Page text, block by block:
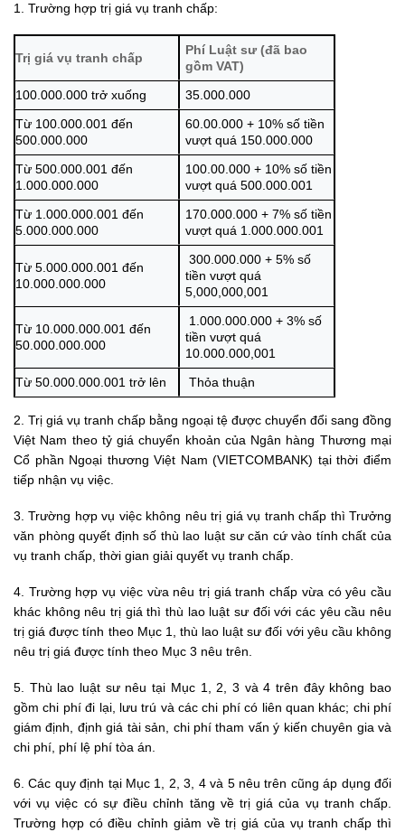
1. Trường hợp trị giá vụ tranh chấp:
Trị giá vụ tranh chấp
Phí Luật sư (đã bao
gồm VAT)
100.000.000 trở xuống
35.000.000
Từ 100.000.001 đến
500.000.000
60.00.000 + 10% số tiền
vượt quá 150.000.000
Từ 500.000.001 đến
1.000.000.000
100.00.000 + 10% số tiền
vượt quá 500.000.001
Từ 1.000.000.001 đến
5.000.000.000
170.000.000 + 7% số tiền
vượt quá 1.000.000.001
Từ 5.000.000.001 đến
10.000.000.000
300.000.000 + 5% số
tiền vượt quá
5,000,000,001
Từ 10.000.000.001 đến
50.000.000.000
1.000.000.000 + 3% số
tiền vượt quá
10.000.000,001
Từ 50.000.000.001 trở lên
Thỏa thuận
2. Trị giá vụ tranh chấp bằng ngoại tệ được chuyển đổi sang đồng
Việt Nam theo tỷ giá chuyển khoản của Ngân hàng Thương mại
Cổ phần Ngoại thương Việt Nam (VIETCOMBANK) tại thời điểm
tiếp nhận vụ việc.
3. Trường hợp vụ việc không nêu trị giá vụ tranh chấp thì Trưởng
văn phòng quyết định số thù lao luật sư căn cứ vào tính chất của
vụ tranh chấp, thời gian giải quyết vụ tranh chấp.
4. Trường hợp vụ việc vừa nêu trị giá tranh chấp vừa có yêu cầu
khác không nêu trị giá thì thù lao luật sư đối với các yêu cầu nêu
trị giá được tính theo Mục 1, thù lao luật sư đối với yêu cầu không
nêu trị giá được tính theo Mục 3 nêu trên.
5. Thù lao luật sư nêu tại Mục 1, 2, 3 và 4 trên đây không bao
gồm chi phí đi lại, lưu trú và các chi phí có liên quan khác; chi phí
giám định, định giá tài sản, chi phí tham vấn ý kiến chuyên gia và
chi phí, phí lệ phí tòa án.
6. Các quy định tại Mục 1, 2, 3, 4 và 5 nêu trên cũng áp dụng đối
với vụ việc có sự điều chỉnh tăng về trị giá của vụ tranh chấp.
Trường hợp có điều chỉnh giảm về trị giá của vụ tranh chấp thì